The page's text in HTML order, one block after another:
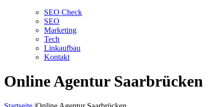
SEO Check
SEO
Marketing
Tech
Linkaufbau
Kontakt
Online Agentur Saarbrücken